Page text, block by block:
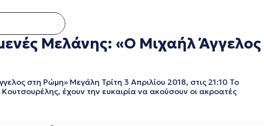
Μελάνης: «Ο Μιχαήλ
στη Ρώμη» Μεγάλη Τρίτη 3 Απριλίου 2018, στις 21:10 Το
έχουν την ευκαιρία να ακούσουν οι ακροατές